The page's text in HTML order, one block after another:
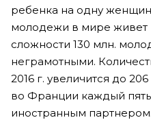
ребенка на одну
молодежи в мире живет
сложности 130 млн.
неграмотными.
2016 г. увеличится до
во Франции каждый
иностранным